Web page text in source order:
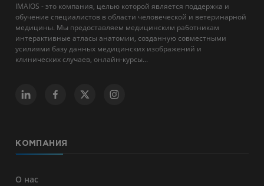
IMAIOS - это компания, целью которой является поддержка и
обучение специалистов в области человеческой и ветеринарной
медицины. Мы предоставляем медицинским работникам
интерактивные атласы анатомии, созданную совместными
усилиями базу данных медицинских изображений и
клинических случаев, онлайн-курсы...
КОМПАНИЯ
О нас